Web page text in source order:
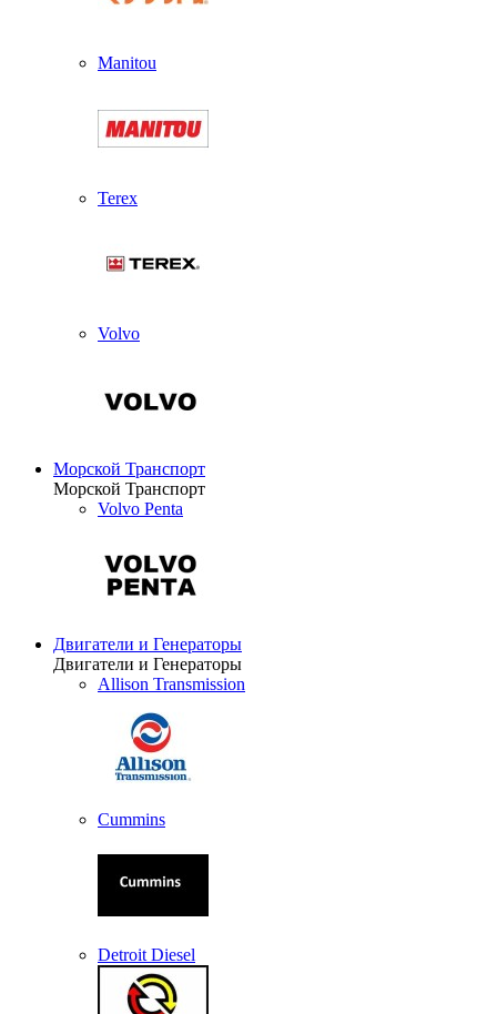
Manitou
Terex
Volvo
Морской Транспорт
Морской Транспорт
Volvo Penta
Двигатели и Генераторы
Двигатели и Генераторы
Allison Transmission
Cummins
Detroit Diesel